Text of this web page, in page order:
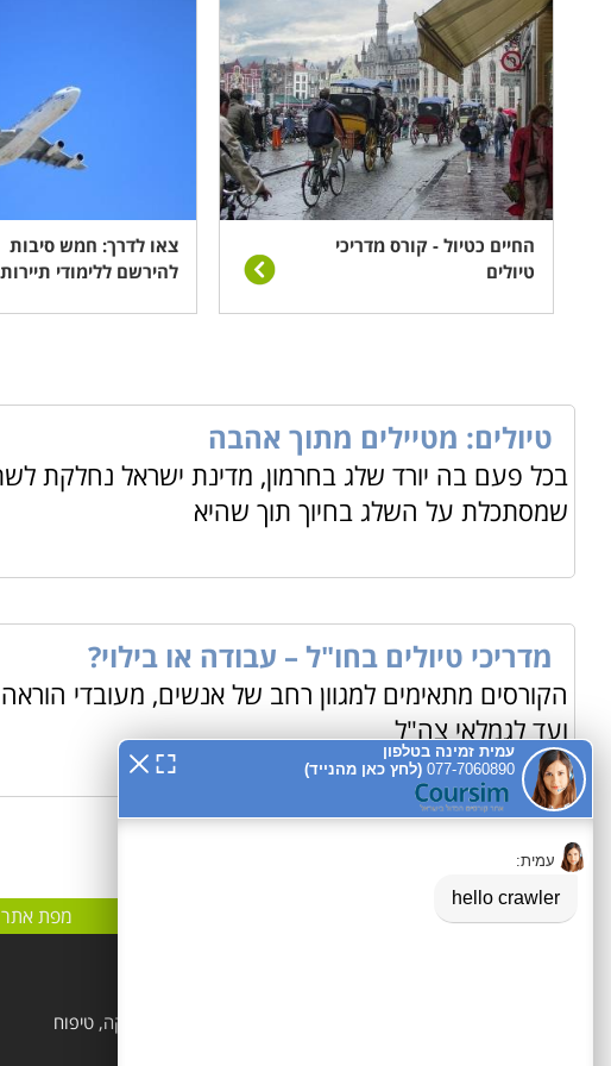
החיים כטיול - קורס מדריכי
טיולים
צאו לדרך: חמש סיבות
להירשם ללימודי תיירות
טיולים: מטיילים מתוך אהבה
בכל פעם בה יורד שלג בחרמון, מדינת ישראל נחלקת
שמסתכלת על השלג בחיוך תוך שהיא
מדריכי טיולים בחו"ל – עבודה או בילוי?
הקורסים מתאימים למגוון רחב של אנשים, מעובדי
ועד לגמלאי צה"ל
מפת אתר
לימודי קוסמטיקה, טיפוח